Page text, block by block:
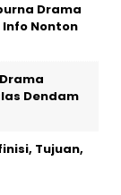
Drama
Nonton
Dendam
Tujuan,